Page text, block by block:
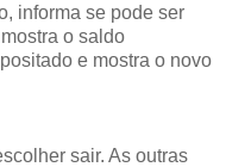
informa se pode ser
o saldo
e mostra o novo
sair. As outras